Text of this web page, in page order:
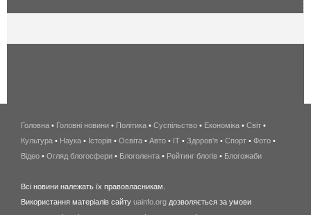
беспроводной
интернет
киев
wimax
Головна • Головні новини • Політика • Суспільство • Економіка • Світ •
Культура • Наука • Історія • Освіта • Авто • IT • Здоров'я • Спорт • Фото •
Відео • Огляд блогосфери • Блоголента • Рейтинг блогів • Блогожаби
Всі новини належать їх правовласникам.
Використання матеріалів сайту uainfo.org дозволяється за умови